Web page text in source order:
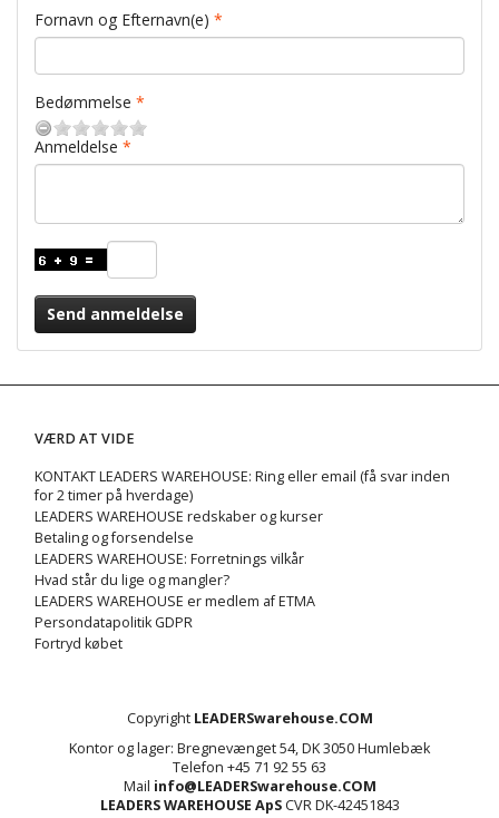
Fornavn og Efternavn(e)
Bedømmelse
Anmeldelse
Send anmeldelse
VÆRD AT VIDE
KONTAKT LEADERS WAREHOUSE: Ring eller email (få svar inden
for 2 timer på hverdage)
LEADERS WAREHOUSE redskaber og kurser
Betaling og forsendelse
LEADERS WAREHOUSE: Forretnings vilkår
Hvad står du lige og mangler?
LEADERS WAREHOUSE er medlem af ETMA
Persondatapolitik GDPR
Fortryd købet
Copyright LEADERSwarehouse.COM
Kontor og lager: Bregnevænget 54, DK 3050 Humlebæk
Telefon +45 71 92 55 63
Mail info@LEADERSwarehouse.COM
LEADERS WAREHOUSE ApSCVR DK-42451843